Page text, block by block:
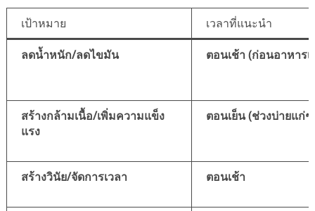
เป้าหมาย เวลาที่แนะนำ
ลดน้ำหนัก/ลดไขมัน ตอนเช้า (ก่อนอาหารเ
สร้างกล้ามเนื้อ/เพิ่มความแข็ง
แรง
ตอนเย็น (ช่วงบ่ายแก่ๆ)
สร้างวินัย/จัดการเวลา ตอนเช้า